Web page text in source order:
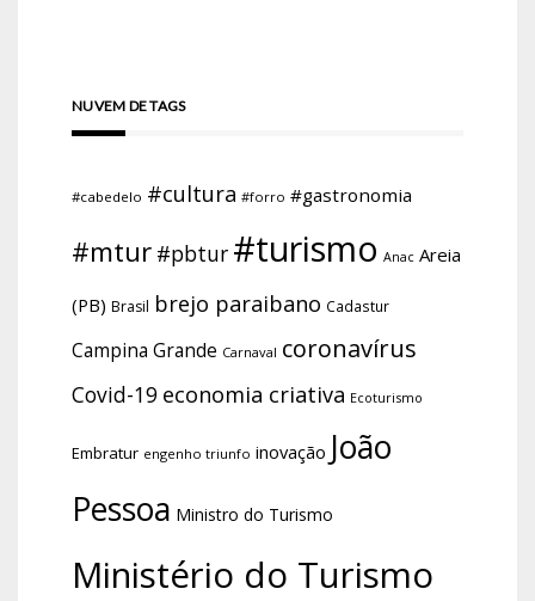
NUVEM DE TAGS
#cabedelo #cultura #forro #gastronomia
#mtur #pbtur #turismo Anac Areia
(PB) Brasil brejo paraibano Cadastur
Campina Grande Carnaval coronavírus
Covid-19 economia criativa Ecoturismo
Embratur engenho triunfo inovação João
Pessoa Ministro do Turismo
Ministério do Turismo